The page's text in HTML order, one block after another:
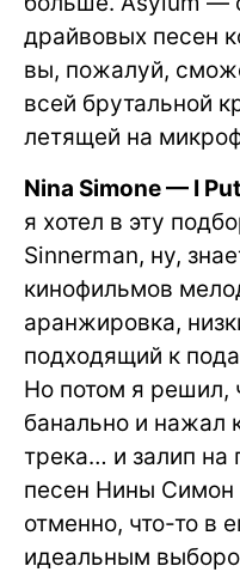
драйвовых песен
вы, пожалуй,
всей брутальной
летящей на
Nina Simone — I
я хотел в эту
Sinnerman, ну,
кинофильмов
аранжировка,
подходящий к
Но потом я решил,
банально и нажал
трека… и залип на
песен Нины Симон
отменно, что-то в
идеальным